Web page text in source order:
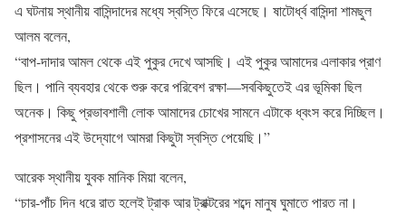
এ ঘটনায় স্থানীয় বাসিন্দাদের মধ্যে স্বস্তি ফিরে এসেছে। ষাটোর্ধ্ব বাসিন্দা শামছুল
আলম বলেন,
“বাপ-দাদার আমল থেকে এই পুকুর দেখে আসছি। এই পুকুর আমাদের এলাকার প্রাণ
ছিল। পানি ব্যবহার থেকে শুরু করে পরিবেশ রক্ষা—সবকিছুতেই এর ভূমিকা ছিল
অনেক। কিছু প্রভাবশালী লোক আমাদের চোখের সামনে এটাকে ধ্বংস করে দিচ্ছিল।
প্রশাসনের এই উদ্যোগে আমরা কিছুটা স্বস্তি পেয়েছি।”
আরেক স্থানীয় যুবক মানিক মিয়া বলেন,
“চার-পাঁচ দিন ধরে রাত হলেই ট্রাক আর ট্রাক্টরের শব্দে মানুষ ঘুমাতে পারত না।